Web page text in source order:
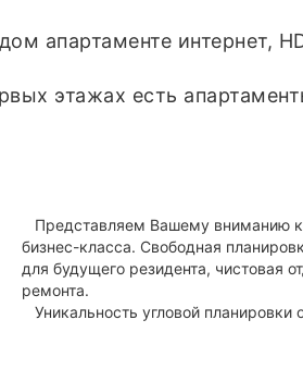
апартаменте интернет,
этажах есть
Представляем Вашему вниманию
бизнес-класса. Свободная
для будущего резидента, чистовая
ремонта.
Уникальность угловой планировки